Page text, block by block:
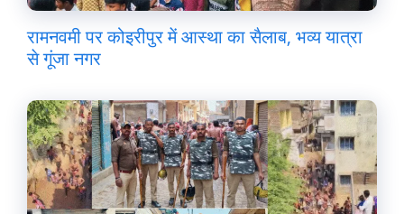
रामनवमी पर कोइरीपुर में आस्था का सैलाब, भव्य यात्रा
से गूंजा नगर